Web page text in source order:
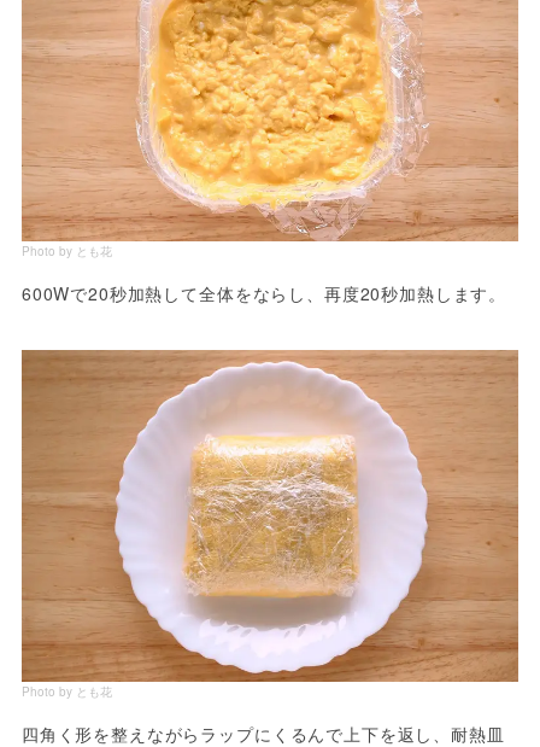
Photo by とも花
600Wで20秒加熱して全体をならし、再度20秒加熱します。
Photo by とも花
四角く形を整えながらラップにくるんで上下を返し、耐熱皿